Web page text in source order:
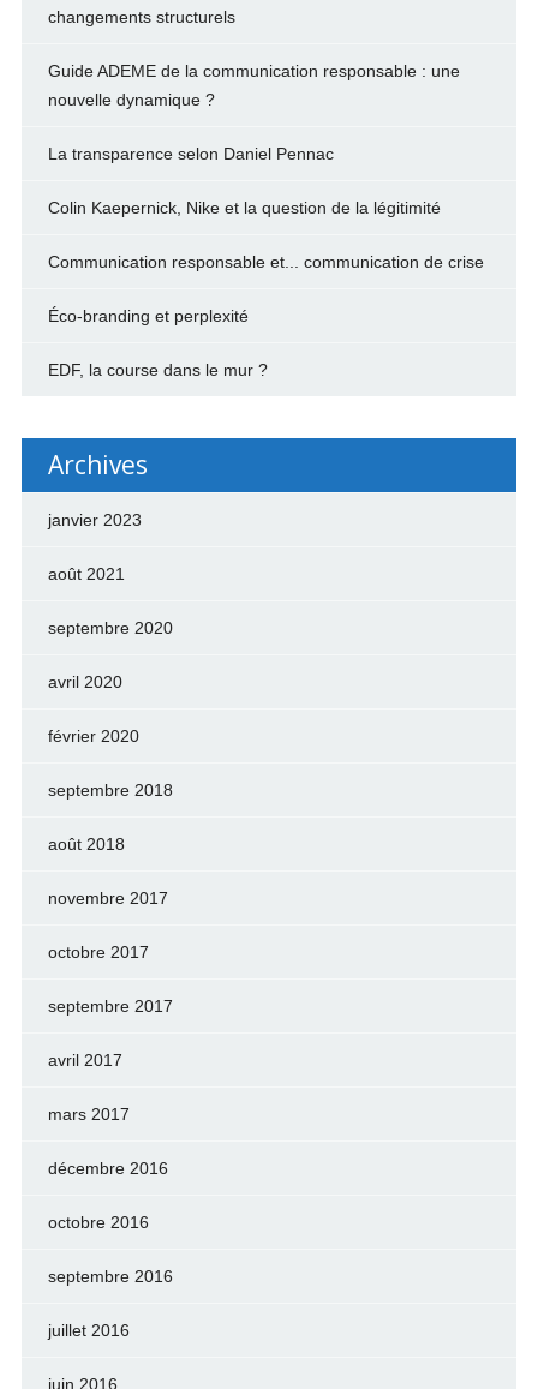
changements structurels
Guide ADEME de la communication responsable : une
nouvelle dynamique ?
La transparence selon Daniel Pennac
Colin Kaepernick, Nike et la question de la légitimité
Communication responsable et... communication de crise
Éco-branding et perplexité
EDF, la course dans le mur ?
Archives
janvier 2023
août 2021
septembre 2020
avril 2020
février 2020
septembre 2018
août 2018
novembre 2017
octobre 2017
septembre 2017
avril 2017
mars 2017
décembre 2016
octobre 2016
septembre 2016
juillet 2016
juin 2016